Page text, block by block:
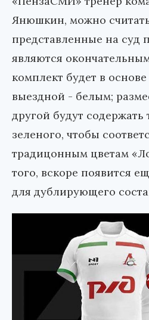
Янюшкин, можно
представленные на суд
являются
комплект будет в
выездной - белым;
другой будут содержать
зеленого, чтобы
традицонным цветам
того, вскоре появится
для дублирующего